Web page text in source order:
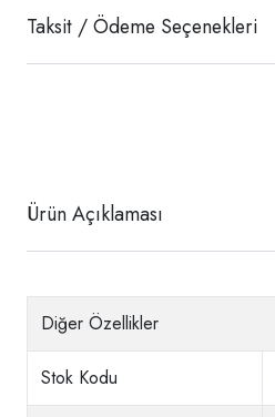
Taksit / Ödeme Seçenekleri
Ürün Açıklaması
Diğer Özellikler
Stok Kodu